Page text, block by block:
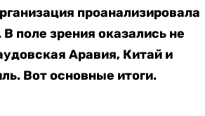
проанализировала
поле зрения оказались не
Аравия, Китай и
Вот основные итоги.